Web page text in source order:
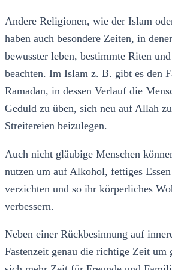
Andere Religionen, wie der Islam
haben auch besondere Zeiten, in
bewusster leben, bestimmte Riten
beachten. Im Islam z. B. gibt es den
Ramadan, in dessen Verlauf die
Geduld zu üben, sich neu auf Allah
Streitereien beizulegen.
Auch nicht gläubige Menschen
nutzen um auf Alkohol, fettiges
verzichten und so ihr körperliches
verbessern.
Neben einer Rückbesinnung auf
Fastenzeit genau die richtige Zeit um